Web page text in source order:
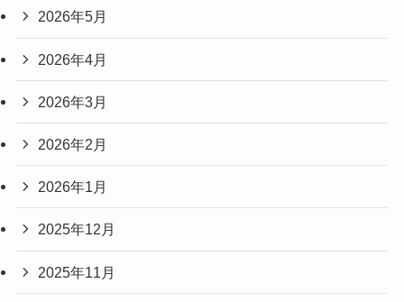
2026年5月
2026年4月
2026年3月
2026年2月
2026年1月
2025年12月
2025年11月